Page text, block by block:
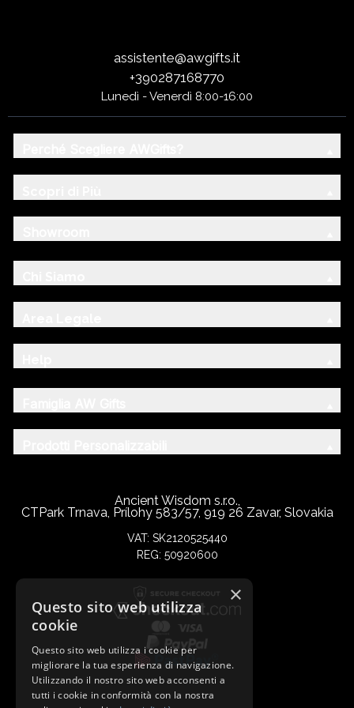
assistente@awgifts.it
+390287168770
Lunedì - Venerdì 8:00-16:00
Ancient Wisdom s.r.o.,
CTPark Trnava, Prílohy 583/57, 919 26 Zavar, Slovakia
VAT: SK2120525440
REG: 50920600
×
Questo sito web utilizza
cookie
Questo sito web utilizza i cookie per
migliorare la tua esperienza di navigazione.
Utilizzando il nostro sito web acconsenti a
tutti i cookie in conformità con la nostra